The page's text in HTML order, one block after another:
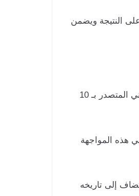
النتيجة ويضمن
بهذا الفوز، رفع فريق مولودية الجزائر رصيده إلى 8 نقاط، معززاً مركزه الثاني في ترتيب المجموعة بفارق نقطتين فقط عن الهلال السوداني المتصدر بـ 10
هذه المواجهة
إلى تاريخه